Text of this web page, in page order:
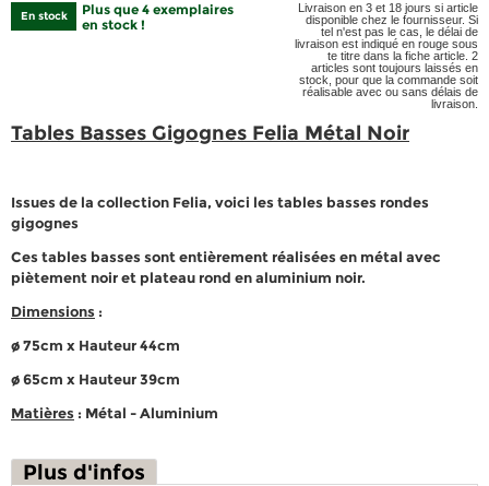
En stock
Plus que 4 exemplaires
en stock !
Livraison en 3 et 18 jours si article
disponible chez le fournisseur. Si
tel n'est pas le cas, le délai de
livraison est indiqué en rouge sous
te titre dans la fiche article. 2
articles sont toujours laissés en
stock, pour que la commande soit
réalisable avec ou sans délais de
livraison.
Tables Basses Gigognes Felia Métal Noir
Issues de la collection Felia, voici les tables basses rondes
gigognes
Ces tables basses sont entièrement réalisées en métal avec
piètement noir et plateau rond en aluminium noir.
Dimensions :
ø 75cm x Hauteur 44cm
ø 65cm x Hauteur 39cm
Matières : Métal - Aluminium
Plus d'infos